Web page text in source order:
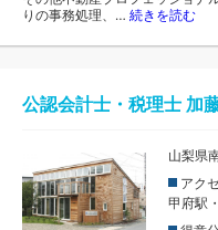
りの事務処理、… 続きを読む
公認会計士・税理士 加
山梨県
アク
甲府駅